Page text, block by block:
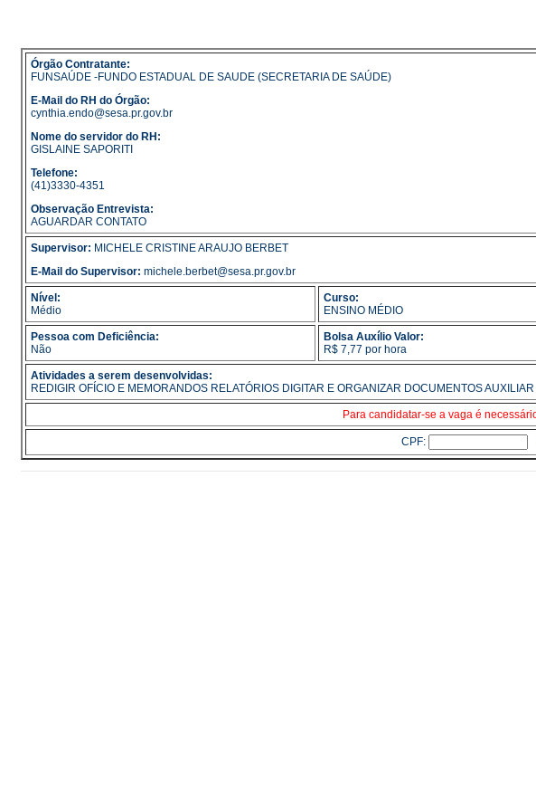
Órgão Contratante:
FUNSAÚDE -FUNDO ESTADUAL DE SAUDE (SECRETARIA DE SAÚDE)
E-Mail do RH do Órgão:
cynthia.endo@sesa.pr.gov.br
Nome do servidor do RH:
GISLAINE SAPORITI
Telefone:
(41)3330-4351
Observação Entrevista:
AGUARDAR CONTATO
Supervisor: MICHELE CRISTINE ARAUJO BERBET
E-Mail do Supervisor: michele.berbet@sesa.pr.gov.br
Nível:
Médio
Curso:
ENSINO MÉDIO
Pessoa com Deficiência:
Não
Bolsa Auxílio Valor:
R$ 7,77 por hora
Atividades a serem desenvolvidas:
REDIGIR OFÍCIO E MEMORANDOS RELATÓRIOS DIGITAR E ORGANIZAR DOCUMENTOS
Para candidatar-se a vaga é
CPF: